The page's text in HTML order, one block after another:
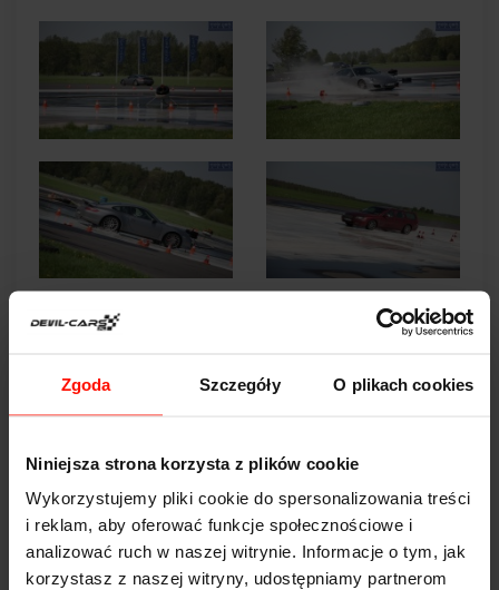
Zgoda Szczegóły O plikach cookies
Niniejsza strona korzysta z plików cookie
Wykorzystujemy pliki cookie do spersonalizowania treści
i reklam, aby oferować funkcje społecznościowe i
analizować ruch w naszej witrynie. Informacje o tym, jak
korzystasz z naszej witryny, udostępniamy partnerom